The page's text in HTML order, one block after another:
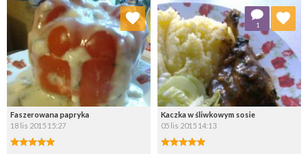
Faszerowana papryka
18 lis 2015 15:27
Dodaj do ulubionych
Wybierz listę:
Kaczka w śliwkowym sosie
05 lis 2015 14:13
1
Dodaj do ulubionych
Wybierz listę: